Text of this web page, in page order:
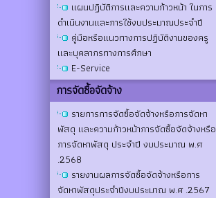
แผนปฏิบัติการและความก้าวหน้า ในการ
ดำเนินงานและการใช้งบประมาณประจำปี
คู่มือหรือแนวทางการปฏิบัติงานของครู
และบุคลากรทางการศึกษา
E-Service
การจัดซื้อจัดจ้าง
รายการการจัดซื้อจัดจ้างหรือการจัดหา
พัสดุ และความก้าวหน้าการจัดซื้อจัดจ้างหรือ
การจัดหาพัสดุ ประจำปี งบประมาณ พ.ศ
.2568
รายงานผลการจัดซื้อจัดจ้างหรือการ
จัดหาพัสดุประจำปีงบประมาณ พ.ศ .2567